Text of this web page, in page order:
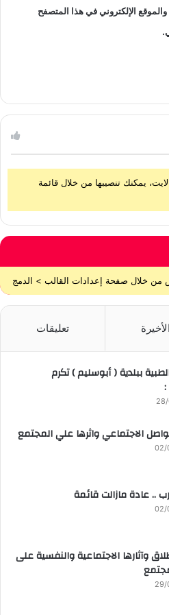
الإلكتروني في هذا المتصفح
يمكنك تنصيبها من خلال قائمة
الأخيرة تعليقات
ببلدية ( أبوسليم ) تكرم
:
الاجتماعي واثرها علي المجتمع
02/
.. عادة مازالت قائمة
02/
وآثارها الاجتماعية والنفسية على
29/